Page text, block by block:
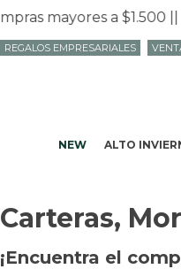
mayores a $1.500 ||
NEW ALTO
REGALOS EMPRESARIALES
Carteras,
¡Encuentra el